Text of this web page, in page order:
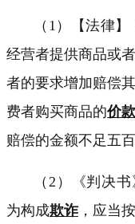
（ 1 ）【法律
经营者提供商品或
者的要求增加赔偿
费者购买商品的价款
赔偿的金额不足五
（ 2 ）《判决
为构成欺诈，应当